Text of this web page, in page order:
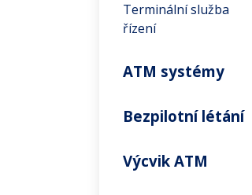
Terminální služba
řízení
ATM systémy
Bezpilotní létání
Výcvik ATM